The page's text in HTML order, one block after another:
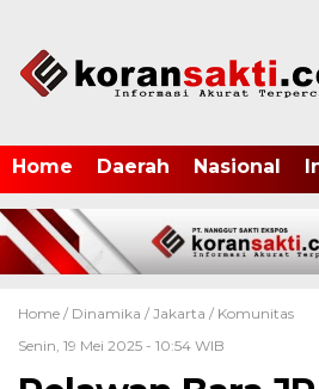
Home Daerah Nasional
Home / Dinamika / Jakarta / Komunitas
Senin, 19 Mei 2025 - 10:54 WIB